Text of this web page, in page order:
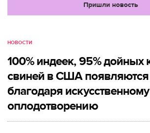
Пришли новость
НОВОСТИ
100% индеек, 95% дойных
свиней в США появляются
благодаря искусственному
оплодотворению